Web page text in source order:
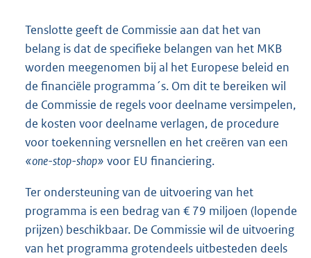
Tenslotte geeft de Commissie aan dat het van
belang is dat de specifieke belangen van het MKB
worden meegenomen bij al het Europese beleid en
de financiële programma´s. Om dit te bereiken wil
de Commissie de regels voor deelname versimpelen,
de kosten voor deelname verlagen, de procedure
voor toekenning versnellen en het creëren van een
«one-stop-shop» voor EU financiering.
Ter ondersteuning van de uitvoering van het
programma is een bedrag van € 79 miljoen (lopende
prijzen) beschikbaar. De Commissie wil de uitvoering
van het programma grotendeels uitbesteden deels